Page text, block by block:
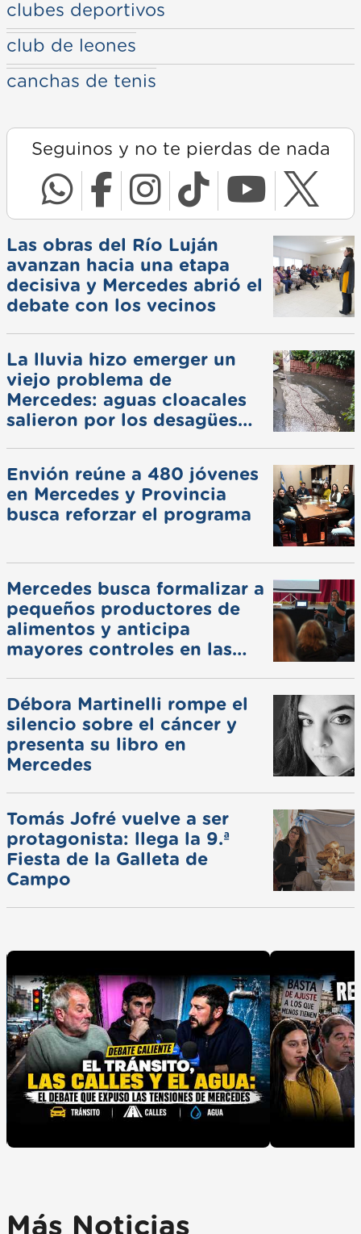
clubes deportivos
club de leones
canchas de tenis
Seguinos y no te pierdas de nada
Las obras del Río Luján
avanzan hacia una etapa
decisiva y Mercedes abrió el
debate con los vecinos
La lluvia hizo emerger un
viejo problema de
Mercedes: aguas cloacales
salieron por los desagües
Envión reúne a 480 jóvenes
en Mercedes y Provincia
busca reforzar el programa
Mercedes busca formalizar a
pequeños productores de
alimentos y anticipa
mayores controles en las
Débora Martinelli rompe el
silencio sobre el cáncer y
presenta su libro en
Mercedes
Tomás Jofré vuelve a ser
protagonista: llega la 9.ª
Fiesta de la Galleta de
Campo
Más Noticias